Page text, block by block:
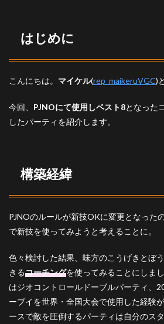
構築
構成
リオ
ル
ーン
ゴン
3.4
パル
3.5
ガオ
ガエ
ン
はじめに
こんにちは。 マイケル(rep_maikeruVGC)
今回、 PJNOにて使用しベスト8となった
したパーティを紹介します。
構築経緯
PJNOのルールが新技OKに変更となった
で新技を使ってみようと考えることに。
色々検討した結果、味方のこうげきとぼ
きるコーチングを使ってみることにしま
はジオコントロールドーブルパーティ、
ーブイを世界・全国大会で使用した経験
ースで敵を圧倒するパーティは自分のス